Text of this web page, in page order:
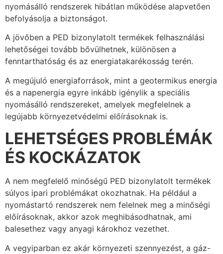
nyomásálló rendszerek hibátlan működése alapvetően
befolyásolja a biztonságot.
A jövőben a PED bizonylatolt termékek felhasználási
lehetőségei tovább bővülhetnek, különösen a
fenntarthatóság és az energiatakarékosság terén.
A megújuló energiaforrások, mint a geotermikus energia
és a napenergia egyre inkább igénylik a speciális
nyomásálló rendszereket, amelyek megfelelnek a
legújabb környezetvédelmi előírásoknak is.
LEHETSÉGES PROBLÉMÁK
ÉS KOCKÁZATOK
A nem megfelelő minőségű PED bizonylatolt termékek
súlyos ipari problémákat okozhatnak. Ha például a
nyomástartó rendszerek nem felelnek meg a minőségi
előírásoknak, akkor azok meghibásodhatnak, ami
balesethez vagy anyagi károkhoz vezethet.
A vegyiparban ez akár környezeti szennyezést, a gáz-